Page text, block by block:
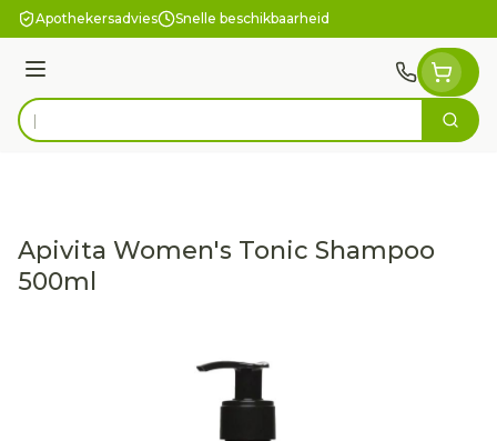
Ga naar de inhoud
Apothekersadvies Snelle beschikbaarheid
Menu
Product, merk, categorie... Zoek
Apivita Women's Tonic Shampoo
500ml